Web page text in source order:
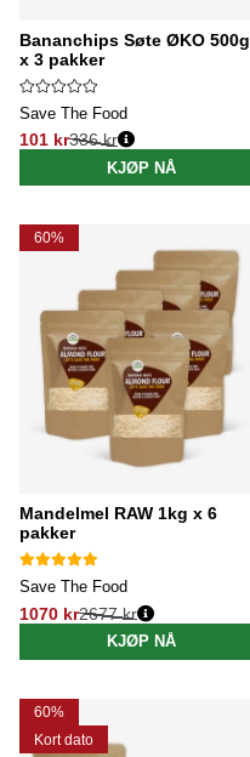
Bananchips Søte ØKO 500g
x 3 pakker
Save The Food
101 kr
Vanlig pris:
336 kr
KJØP NÅ
60%
Mandelmel RAW 1kg x 6
pakker
Save The Food
1070 kr
Vanlig pris:2677 kr
KJØP NÅ
60%
Kort dato